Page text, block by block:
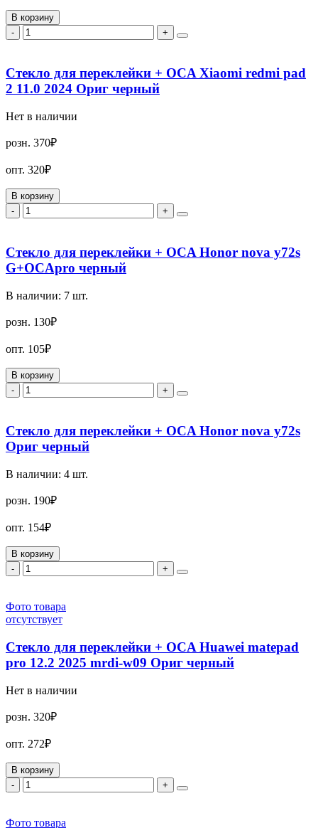
В корзину
-
+
Стекло для переклейки + OCA Xiaomi redmi pad
2 11.0 2024 Ориг черный
Нет в наличии
розн. 370₽
опт. 320₽
В корзину
-
+
Стекло для переклейки + OCA Honor nova y72s
G+OCApro черный
В наличии: 7 шт.
розн. 130₽
опт. 105₽
В корзину
-
+
Стекло для переклейки + OCA Honor nova y72s
Ориг черный
В наличии: 4 шт.
розн. 190₽
опт. 154₽
В корзину
-
+
Фото товара
отсутствует
Стекло для переклейки + OCA Huawei matepad
pro 12.2 2025 mrdi-w09 Ориг черный
Нет в наличии
розн. 320₽
опт. 272₽
В корзину
-
+
Фото товара